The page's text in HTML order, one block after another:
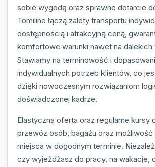
sobie wygodę oraz sprawne dotarcie
Tomiline łączą zalety transportu
dostępnością i atrakcyjną ceną,
komfortowe warunki nawet na dalekich
Stawiamy na terminowość i
indywidualnych potrzeb klientów, co
dzięki nowoczesnym rozwiązaniom
doświadczonej kadrze.
Elastyczna oferta oraz regularne kursy
przewóz osób, bagażu oraz możliwość
miejsca w dogodnym terminie.
czy wyjeżdżasz do pracy, na wakacje,